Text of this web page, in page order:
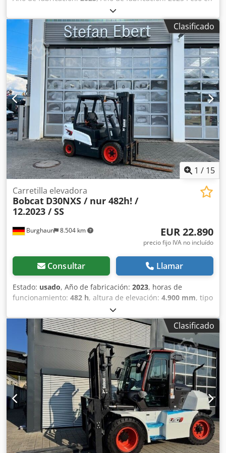
vacío: 1.265 kg Ancho: 244 cm Dirección: rígida Marcado
CE: sí Dodpfx Aoygwmmshqjck Estado general: muy bueno
Estado técnico: muy bueno Estado óptico: muy bueno
Nueva niveladora de enganche para minicargadora
Bobcat, 244 cm de ancho, incluye 2 receptores láser LR410
Clasificado
1 / 15
Burghaun 8.504 km
Carretilla elevadora
Bobcat D30NXS / nur 482h! /
12.2023 / SS
EUR 22.890
precio fijo IVA no incluído
Consultar Llamar
Estado: usado, Año de fabricación: 2023, horas de
funcionamiento: 482 h, altura de elevación: 4.900 mm, tipo
, fabricante de motores:
tipo de engranaje:automático, Bobcat D30NXS carretilla
elevadora diésel, año de fabricación: 12/2023, horas: ¡solo
482h!, capacidad nominal de carga: 3.000 kg, longitud de
horquillas: 1.200 mm, altura de elevación: 4.900 mm,
mástil triplex, desplazador lateral hidráulico, motor:
[45,6W/62 CV], peso: 4.901 kg, ¡estado muy bueno!, ¡listo
para uso inmediato! Dcodpfxjyxkrnj Ahqjk Le ofrecemos
con gusto una propuesta de leasing o financiación a
solicitud. El Sr. Mihm (tel.) estará encantado de atenderle.
Encontrará más información en nuestra página web.
¡Sujeto a errores y venta previa! Dirección asistida, techo
protector. = Más información = Capacidad de elevación:
3.000 kg Altura de construcción: 230 cm Para más
Clasificado